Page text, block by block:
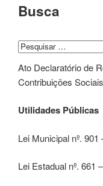
Busca
Pesquisar
por:
Ato Declaratório de
Contribuições
Utilidades Públicas
Lei Municipal nº. 901
Lei Estadual nº. 661